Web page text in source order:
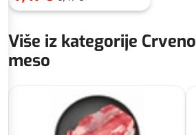
Više iz kategorije Crveno
meso